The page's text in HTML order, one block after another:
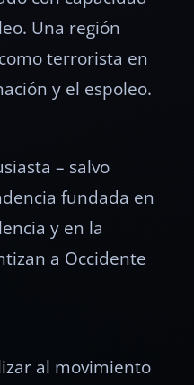
Una región
terrorista en
y el espoleo.
– salvo
fundada en
y en la
a Occidente
al movimiento